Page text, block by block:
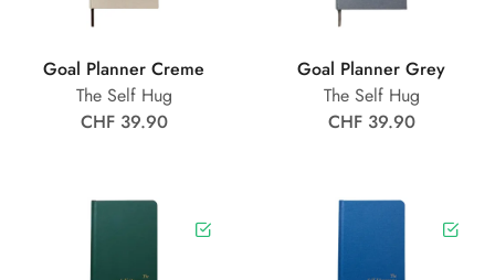
Goal Planner Creme
The Self Hug
CHF 39.90
Goal Planner Grey
The Self Hug
CHF 39.90